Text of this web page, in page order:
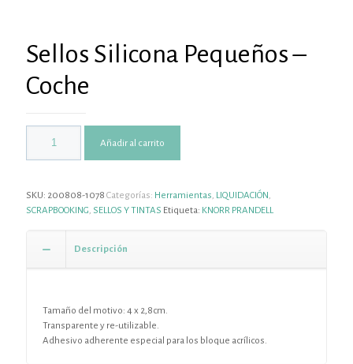
Sellos Silicona Pequeños –
Coche
Añadir al carrito
SKU: 200808-1078 Categorías: Herramientas, LIQUIDACIÓN,
SCRAPBOOKING, SELLOS Y TINTAS Etiqueta: KNORR PRANDELL
Descripción
Tamaño del motivo: 4 x 2,8cm.
Transparente y re-utilizable.
Adhesivo adherente especial para los bloque acrílicos.